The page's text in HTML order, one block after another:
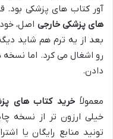
آور کتاب های پزشکی
های پزشکی خارجی اصل،
بعد از یه ترم هم شاید
رو اشغال می کرد. اما نسخه
دادن.
معمولاً خرید کتاب های
خیلی ارزون تر از نسخه
تونید منابع رایگان یا